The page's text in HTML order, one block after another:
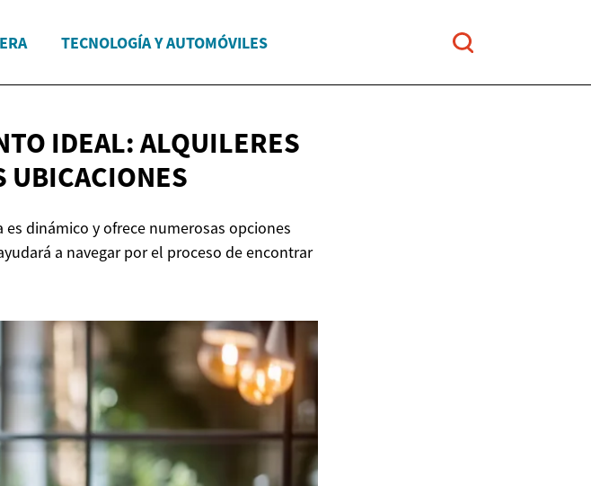
TECNOLOGÍA Y AUTOMÓVILES
IDEAL: ALQUILERES
UBICACIONES
dinámico y ofrece numerosas opciones
a navegar por el proceso de encontrar